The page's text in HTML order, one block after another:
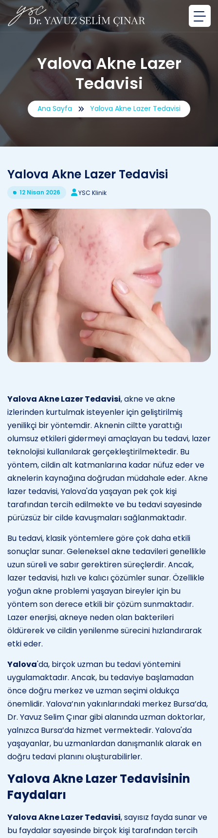
Yalova Akne Lazer
Tedavisi
Ana Sayfa Yalova Akne Lazer Tedavisi
Yalova Akne Lazer Tedavisi
12 Nisan 2026 YSC Klinik
Yalova Akne Lazer Tedavisi, akne ve akne
izlerinden kurtulmak isteyenler için geliştirilmiş
yenilikçi bir yöntemdir. Aknenin ciltte yarattığı
olumsuz etkileri gidermeyi amaçlayan bu tedavi, lazer
teknolojisi kullanılarak gerçekleştirilmektedir. Bu
yöntem, cildin alt katmanlarına kadar nüfuz eder ve
aknelerin kaynağına doğrudan müdahale eder. Akne
lazer tedavisi, Yalova'da yaşayan pek çok kişi
tarafından tercih edilmekte ve bu tedavi sayesinde
pürüzsüz bir cilde kavuşmaları sağlanmaktadır.
Bu tedavi, klasik yöntemlere göre çok daha etkili
sonuçlar sunar. Geleneksel akne tedavileri genellikle
uzun süreli ve sabır gerektiren süreçlerdir. Ancak,
lazer tedavisi, hızlı ve kalıcı çözümler sunar. Özellikle
yoğun akne problemi yaşayan bireyler için bu
yöntem son derece etkili bir çözüm sunmaktadır.
Lazer enerjisi, akneye neden olan bakterileri
öldürerek ve cildin yenilenme sürecini hızlandırarak
etki eder.
Yalova'da, birçok uzman bu tedavi yöntemini
uygulamaktadır. Ancak, bu tedaviye başlamadan
önce doğru merkez ve uzman seçimi oldukça
önemlidir. Yalova’nın yakınlarındaki merkez Bursa’da,
Dr. Yavuz Selim Çınar gibi alanında uzman doktorlar,
yalnızca Bursa’da hizmet vermektedir. Yalova'da
yaşayanlar, bu uzmanlardan danışmanlık alarak en
doğru tedavi planını oluşturabilirler.
Yalova Akne Lazer Tedavisinin
Faydaları
Yalova Akne Lazer Tedavisi, sayısız fayda sunar ve
bu faydalar sayesinde birçok kişi tarafından tercih